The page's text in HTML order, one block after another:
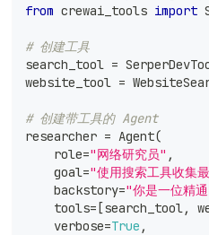
from crewai_tools import
# 创建工具
search_tool =
website_tool =
# 创建带工具的 Agent
researcher = Agent(
    role
="网络研究员" ,
    goal
="使用搜索工具收集
    backstory
="你是一位精
    tools
= [search_tool,
    verbose
=True ,